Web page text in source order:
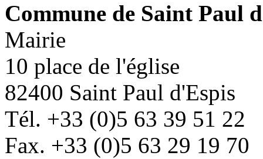
Commune de Saint Paul
Mairie
10 place de l'église
82400 Saint Paul d'Espis
Tél. +33 (0)5 63 39 51 22
Fax. +33 (0)5 63 29 19 70